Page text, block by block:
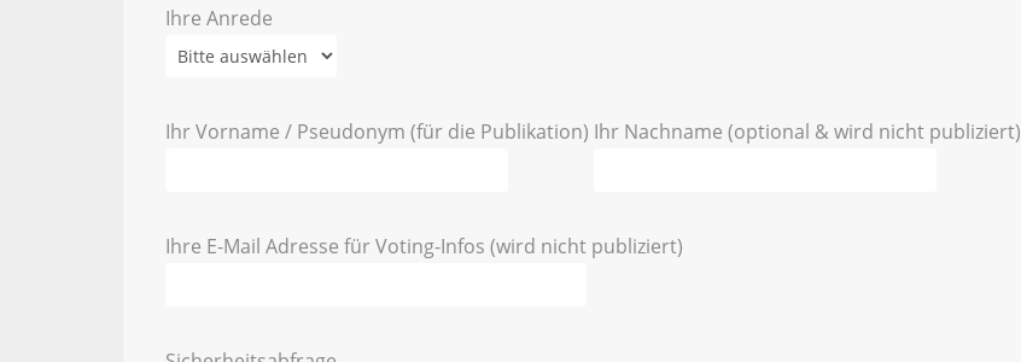
Ihre Anrede
Ihr Vorname / Pseudonym (für die Publikation) Ihr Nachname (optional & wird nicht publiziert)
Ihre E-Mail Adresse für Voting-Infos (wird nicht publiziert)